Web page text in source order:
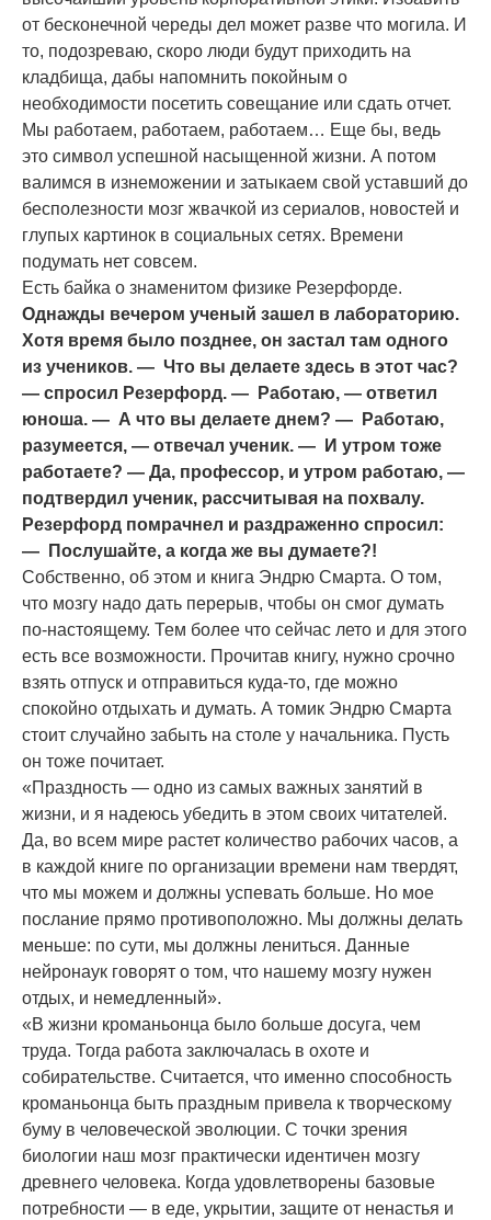
от бесконечной череды дел может разве что могила. И
то, подозреваю, скоро люди будут приходить на
кладбища, дабы напомнить покойным о
необходимости посетить совещание или сдать отчет.
Мы работаем, работаем, работаем… Еще бы, ведь
это символ успешной насыщенной жизни. А потом
валимся в изнеможении и затыкаем свой уставший до
бесполезности мозг жвачкой из сериалов, новостей и
глупых картинок в социальных сетях. Времени
подумать нет совсем.
Есть байка о знаменитом физике Резерфорде.
Однажды вечером ученый зашел в лабораторию.
Хотя время было позднее, он застал там одного
из учеников. — Что вы делаете здесь в этот час?
— спросил Резерфорд. — Работаю, — ответил
юноша. — А что вы делаете днем? — Работаю,
разумеется, — отвечал ученик. — И утром тоже
работаете? — Да, профессор, и утром работаю, —
подтвердил ученик, рассчитывая на похвалу.
Резерфорд помрачнел и раздраженно спросил:
— Послушайте, а когда же вы думаете?!
Собственно, об этом и книга Эндрю Смарта. О том,
что мозгу надо дать перерыв, чтобы он смог думать
по-настоящему. Тем более что сейчас лето и для этого
есть все возможности. Прочитав книгу, нужно срочно
взять отпуск и отправиться куда-то, где можно
спокойно отдыхать и думать. А томик Эндрю Смарта
стоит случайно забыть на столе у начальника. Пусть
он тоже почитает.
«Праздность — одно из самых важных занятий в
жизни, и я надеюсь убедить в этом своих читателей.
Да, во всем мире растет количество рабочих часов, а
в каждой книге по организации времени нам твердят,
что мы можем и должны успевать больше. Но мое
послание прямо противоположно. Мы должны делать
меньше: по сути, мы должны лениться. Данные
нейронаук говорят о том, что нашему мозгу нужен
отдых, и немедленный».
«В жизни кроманьонца было больше досуга, чем
труда. Тогда работа заключалась в охоте и
собирательстве. Считается, что именно способность
кроманьонца быть праздным привела к творческому
буму в человеческой эволюции. С точки зрения
биологии наш мозг практически идентичен мозгу
древнего человека. Когда удовлетворены базовые
потребности — в еде, укрытии, защите от ненастья и